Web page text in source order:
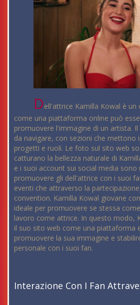
Dell'attrice Kamilla Kowal è
come una piattaforma online può
promuovere l'immagine di un artista.
da navigare, con sezioni che mettono
progetti e ruoli. Le foto sul sito web
catturano la bellezza naturale di
e i suoi account sui social media sono
promuovere gli dell'attrice con i suoi
eventi che attraverso la
convention. Kamilla Kowal giovane
ideale per promuovere se stessa
lavoro come attrice. In questo modo,
il suo sito web come una piattaforma
promuovere la sua immagine e
personale con i suoi fan.
Interazione Con I Fan